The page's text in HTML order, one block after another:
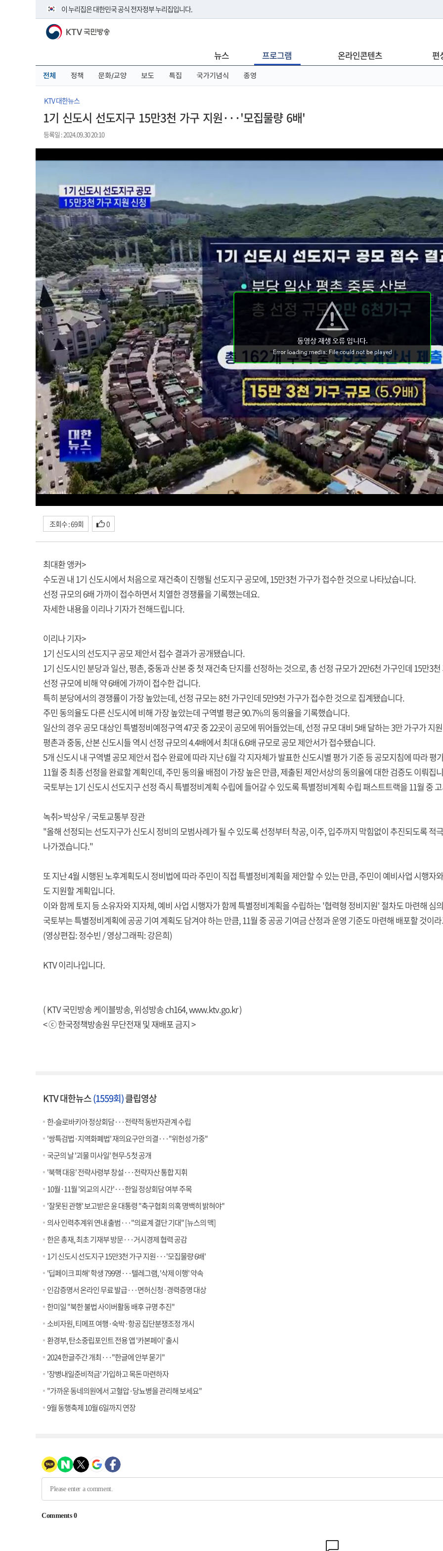
이 누리집은 대한민국 공식 전자정부 누리집입니다.
공식 누리집 주소 확인하기
이밖에 or.kr 또는 .kr등 다른 도메인 주소를 사용하고 있다면 아래 URL에서 도메인 주소를 확인해 보세요
KTV 국민방송
뉴스 프로그램 온라인콘텐츠 편
전체 정책 문화/교양 보도 특집 국가기념식 종영
KTV 대한뉴스
1기 신도시 선도지구 15만3천 가구 지원···'모집물량 6배'
등록일 : 2024.09.30 20:10
조회수 : 69회 0
최대환 앵커>
수도권 내 1기 신도시에서 처음으로 재건축이 진행될 선도지구 공모에, 15만3천 가구가 접수한 것으로 나타났습니다.
선정 규모의 6배 가까이 접수하면서 치열한 경쟁률을 기록했는데요.
자세한 내용을 이리나 기자가 전해드립니다.
이리나 기자>
1기 신도시의 선도지구 공모 제안서 접수 결과가 공개됐습니다.
1기 신도시인 분당과 일산, 평촌, 중동과 산본 중 첫 재건축 단지를 선정하는 것으로, 총 선정 규모가 2만6천 가구인데 15만3
선정 규모에 비해 약 6배에 가까이 접수한 겁니다.
특히 분당에서의 경쟁률이 가장 높았는데, 선정 규모는 8천 가구인데 5만9천 가구가 접수한 것으로 집계됐습니다.
주민 동의율도 다른 신도시에 비해 가장 높았는데 구역별 평균 90.7%의 동의율을 기록했습니다.
일산의 경우 공모 대상인 특별정비예정구역 47곳 중 22곳이 공모에 뛰어들었는데, 선정 규모 대비 5배 달하는 3만 가구가 지
평촌과 중동, 산본 신도시들 역시 선정 규모의 4.4배에서 최대 6.6배 규모로 공모 제안서가 접수됐습니다.
5개 신도시 내 구역별 공모 제안서 접수 완료에 따라 지난 6월 각 지자체가 발표한 신도시별 평가 기준 등 공모지침에 따라 평
11월 중 최종 선정을 완료할 계획인데, 주민 동의율 배점이 가장 높은 만큼, 제출된 제안서상의 동의율에 대한 검증도 이뤄집
국토부는 1기 신도시 선도지구 선정 즉시 특별정비계획 수립에 들어갈 수 있도록 특별정비계획 수립 패스트트랙을 11월 중
녹취> 박상우 / 국토교통부 장관
"올해 선정되는 선도지구가 신도시 정비의 모범사례가 될 수 있도록 선정부터 착공, 이주, 입주까지 막힘없이 추진되도록 적
나가겠습니다."
또 지난 4월 시행된 노후계획도시 정비법에 따라 주민이 직접 특별정비계획을 제안할 수 있는 만큼, 주민이 예비사업 시행자
도 지원할 계획입니다.
이와 함께 토지 등 소유자와 지자체, 예비 사업 시행자가 함께 특별정비계획을 수립하는 '협력형 정비지원' 절차도 마련해 심
국토부는 특별정비계획에 공공 기여 계획도 담겨야 하는 만큼, 11월 중 공공 기여금 산정과 운영 기준도 마련해 배포할 것이
(영상편집: 정수빈 / 영상그래픽: 강은희)
KTV 이리나입니다.
( KTV 국민방송 케이블방송, 위성방송 ch164,www.ktv.go.kr)
< ⓒ 한국정책방송원 무단전재 및 재배포 금지 >
KTV 대한뉴스(1559회)클립영상
한-슬로바키아 정상회담···전략적 동반자관계 수립
'쌍특검법·지역화폐법' 재의요구안 의결···"위헌성 가중"
국군의 날 '괴물 미사일' 현무-5 첫 공개
'북핵 대응' 전략사령부 창설···전략자산 통합 지휘
10월·11월 '외교의 시간'···한일 정상회담 여부 주목
'잘못된 관행' 보고받은 윤 대통령 "축구협회 의혹 명백히 밝혀야"
의사 인력추계위 연내 출범···"의료계 결단 기대" [뉴스의 맥]
한은 총재, 최초 기재부 방문···거시경제 협력 공감
1기 신도시 선도지구 15만3천 가구 지원···'모집물량 6배'
'딥페이크 피해' 학생 799명···텔레그램, '삭제 이행' 약속
인감증명서 온라인 무료 발급···면허신청·경력증명 대상
한미일 "북한 불법 사이버활동 배후 규명 추진"
소비자원, 티메프 여행·숙박·항공 집단분쟁조정 개시
환경부, 탄소중립포인트 전용 앱 '카본페이' 출시
2024 한글주간 개최···"한글에 안부 묻기"
'장병내일준비적금' 가입하고 목돈 마련하자
"가까운 동네의원에서 고혈압·당뇨병을 관리해 보세요"
9월 동행축제 10월 6일까지 연장